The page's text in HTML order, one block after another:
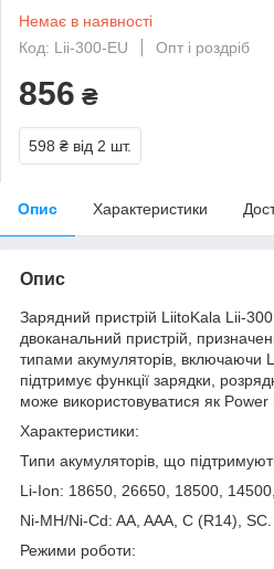
Немає в наявності
Код: Lii-300-EU
Опт і роздріб
856 ₴
598 ₴ від 2 шт.
Опис Характеристики
Опис
Зарядний пристрій LiitoKala Lii-
двоканальний пристрій,
типами акумуляторів, включаючи
підтримує функції зарядки,
може використовуватися як Power
Характеристики:
Типи акумуляторів, що
Li-Ion: 18650, 26650, 18500, 14500,
Ni-MH/Ni-Cd: AA, AAA, C (R14), SC.
Режими роботи: